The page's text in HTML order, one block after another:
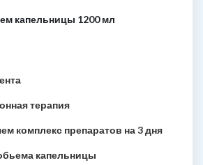
капельницы 1200 мл
терапия
комплекс препаратов на 3 дня
капельницы